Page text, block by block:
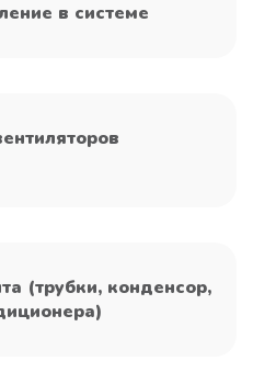
в системе
(трубки, конденсор,